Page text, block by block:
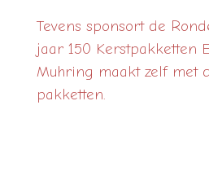
Tevens sponsort de
jaar 150 Kerstpakketten
Muhring maakt zelf met
pakketten.